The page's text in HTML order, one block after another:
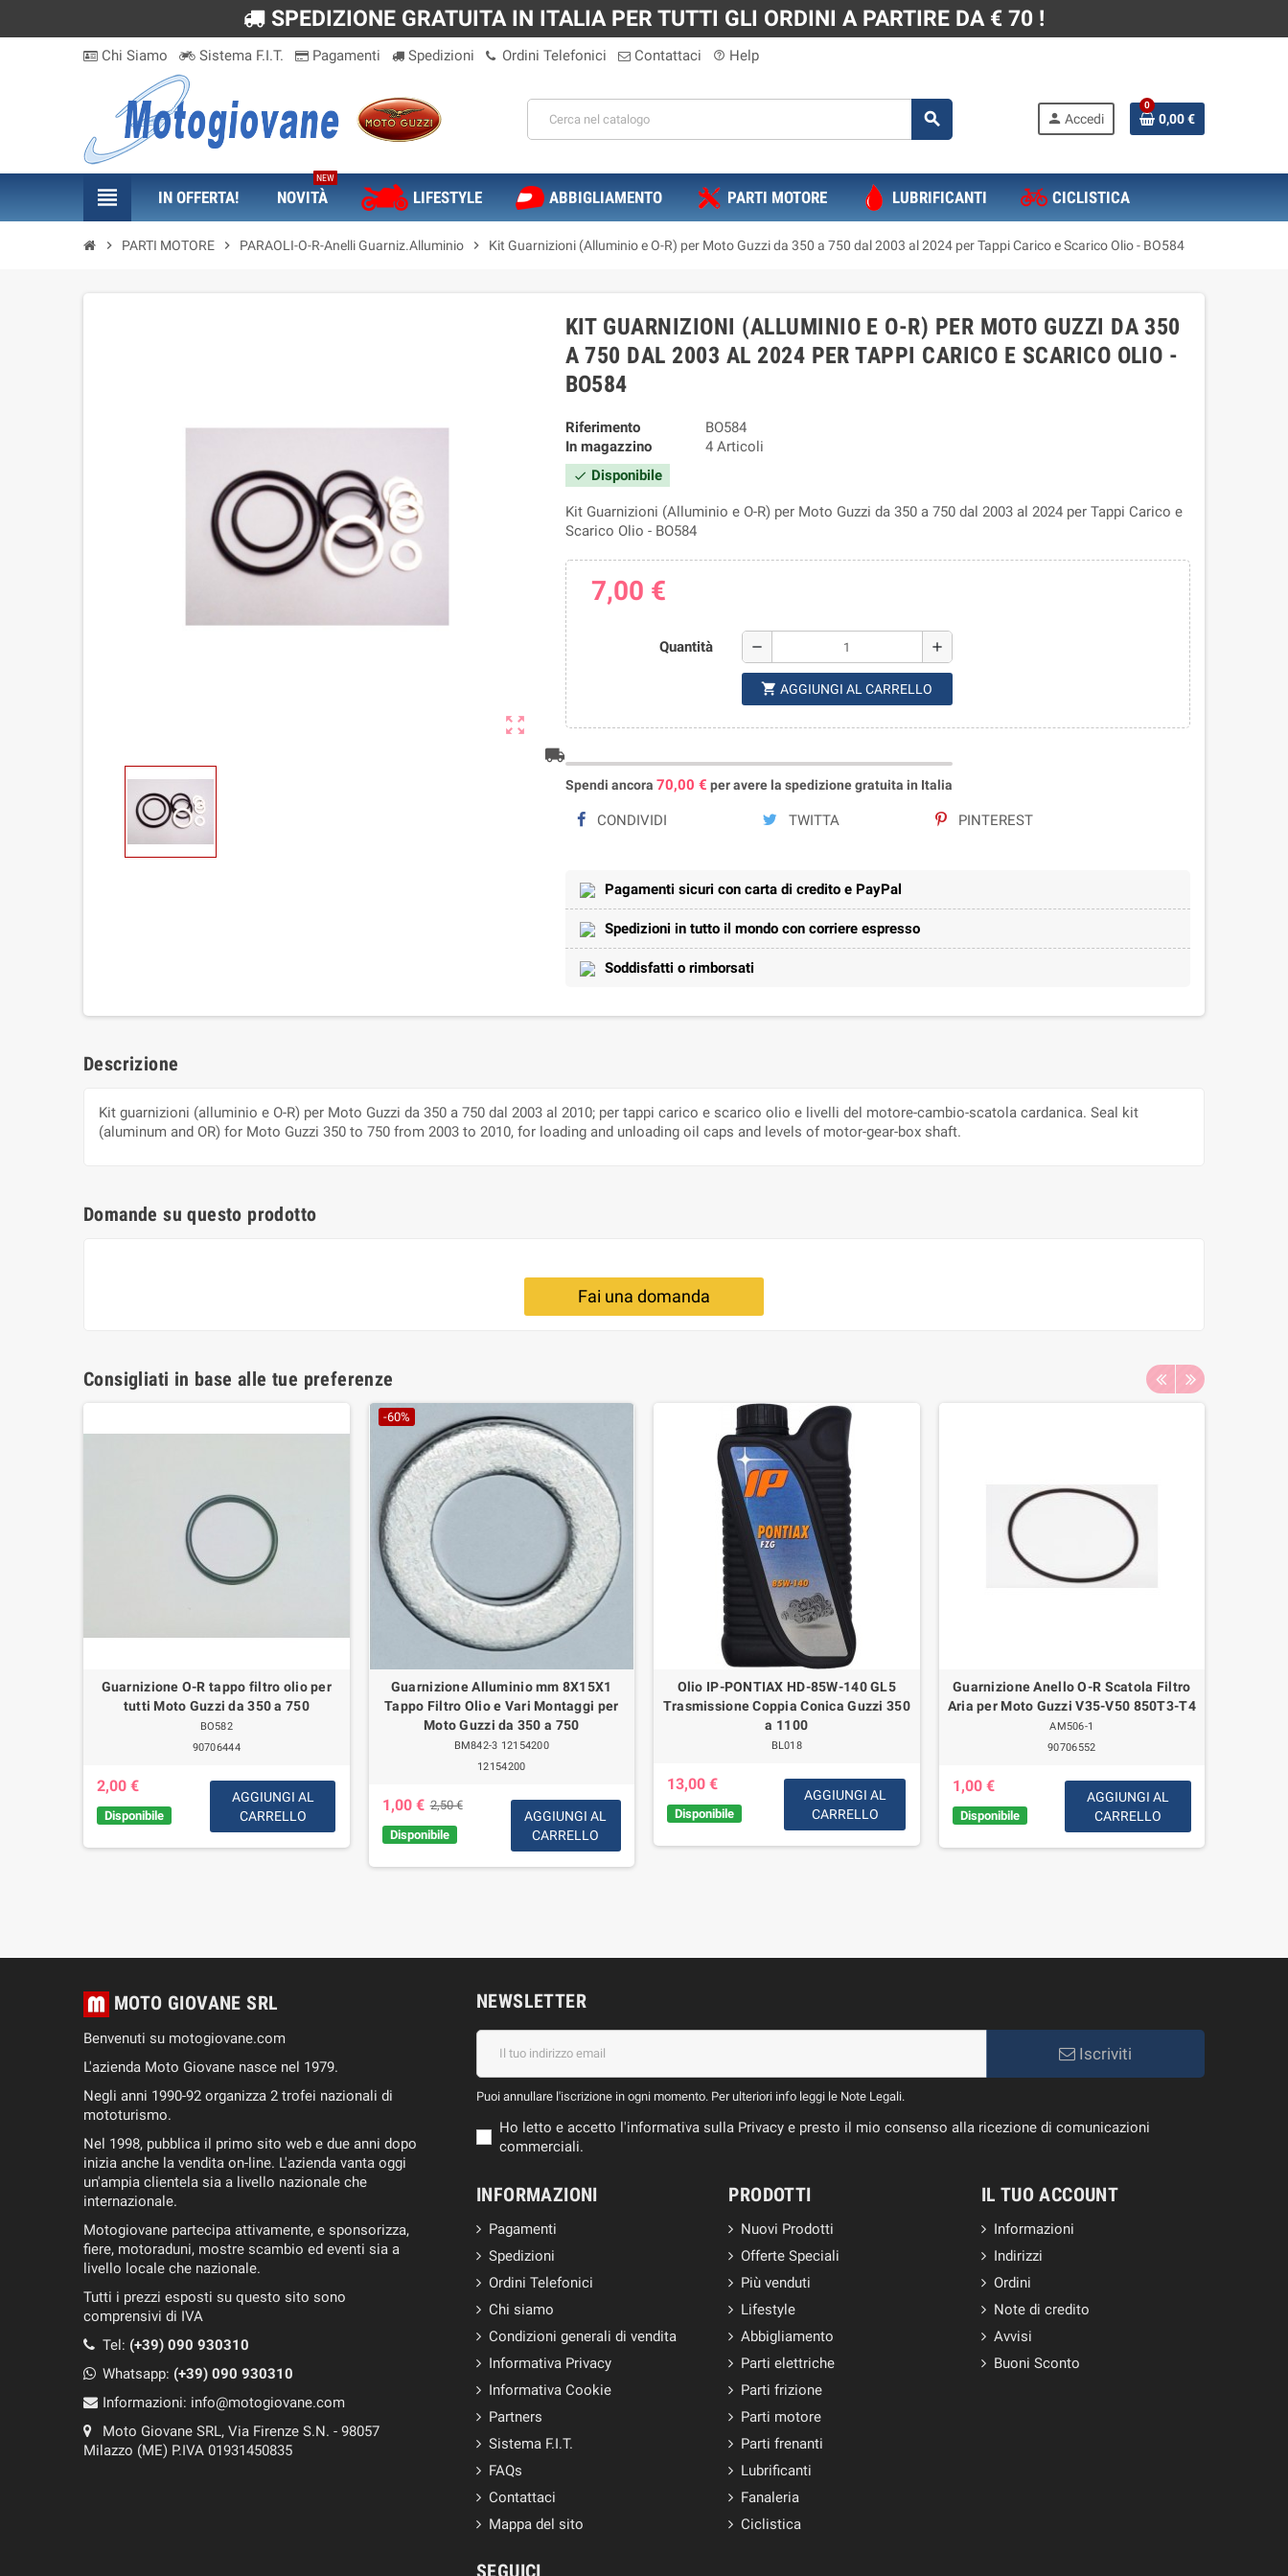
SPEDIZIONE GRATUITA IN ITALIA PER TUTTI GLI ORDINI A PARTIRE DA € 70 !
Chi Siamo Sistema F.I.T. Pagamenti Spedizioni Ordini Telefonici Contattaci help_outline Help
search person Accedi
0
0,00 €
view_headline IN OFFERTA! NOVITÀ
NEW
LIFESTYLE ABBIGLIAMENTO PARTI MOTORE LUBRIFICANTI CICLISTICA
chevron_right PARTI MOTORE chevron_right PARAOLI-O-R-Anelli Guarniz.Alluminio chevron_right Kit Guarnizioni (Alluminio e O-R) per Moto Guzzi da 350 a 750 dal 2003 al 2024 per Tappi Carico e Scarico Olio - BO584
zoom_out_map
KIT GUARNIZIONI (ALLUMINIO E O-R) PER MOTO GUZZI DA 350
A 750 DAL 2003 AL 2024 PER TAPPI CARICO E SCARICO OLIO -
BO584
Riferimento
BO584
In magazzino
4 Articoli
check Disponibile
Kit Guarnizioni (Alluminio e O-R) per Moto Guzzi da 350 a 750 dal 2003 al 2024 per Tappi Carico e
Scarico Olio - BO584
7,00 €
Quantità remove add
shopping_cart AGGIUNGI AL CARRELLO
local_shipping
Spendi ancora 70,00 € per avere la spedizione gratuita in Italia
CONDIVIDI TWITTA PINTEREST
Pagamenti sicuri con carta di credito e PayPal
Spedizioni in tutto il mondo con corriere espresso
Soddisfatti o rimborsati
Descrizione
Kit guarnizioni (alluminio e O-R) per Moto Guzzi da 350 a 750 dal 2003 al 2010; per tappi carico e scarico olio e livelli del motore-cambio-scatola cardanica. Seal kit
(aluminum and OR) for Moto Guzzi 350 to 750 from 2003 to 2010, for loading and unloading oil caps and levels of motor-gear-box shaft.
Domande su questo prodotto
Fai una domanda
Consigliati in base alle tue preferenze
Guarnizione O-R tappo filtro olio per
tutti Moto Guzzi da 350 a 750
BO582
90706444
2,00 €
Disponibile
AGGIUNGI AL
CARRELLO
-60%
Guarnizione Alluminio mm 8X15X1
Tappo Filtro Olio e Vari Montaggi per
Moto Guzzi da 350 a 750
BM842-3 12154200
12154200
1,00 € 2,50 €
Disponibile
AGGIUNGI AL
CARRELLO
Olio IP-PONTIAX HD-85W-140 GL5
Trasmissione Coppia Conica Guzzi 350
a 1100
BL018
13,00 €
Disponibile
AGGIUNGI AL
CARRELLO
Guarnizione Anello O-R Scatola Filtro
Aria per Moto Guzzi V35-V50 850T3-T4
AM506-1
90706552
1,00 €
Disponibile
AGGIUNGI AL
CARRELLO
MOTO GIOVANE SRL
Benvenuti su motogiovane.com
L'azienda Moto Giovane nasce nel 1979.
Negli anni 1990-92 organizza 2 trofei nazionali di
mototurismo.
Nel 1998, pubblica il primo sito web e due anni dopo
inizia anche la vendita on-line. L'azienda vanta oggi
un'ampia clientela sia a livello nazionale che
internazionale.
Motogiovane partecipa attivamente, e sponsorizza,
fiere, motoraduni, mostre scambio ed eventi sia a
livello locale che nazionale.
Tutti i prezzi esposti su questo sito sono
comprensivi di IVA
Tel: (+39) 090 930310
Whatsapp: (+39) 090 930310
Informazioni: info@motogiovane.com
Moto Giovane SRL, Via Firenze S.N. - 98057
Milazzo (ME) P.IVA 01931450835
NEWSLETTER
Iscriviti
Puoi annullare l'iscrizione in ogni momento. Per ulteriori info leggi le Note Legali.
Ho letto e accetto l'informativa sulla Privacy e presto il mio consenso alla ricezione di comunicazioni
commerciali.
INFORMAZIONI
Pagamenti
Spedizioni
Ordini Telefonici
Chi siamo
Condizioni generali di vendita
Informativa Privacy
Informativa Cookie
Partners
Sistema F.I.T.
FAQs
Contattaci
Mappa del sito
PRODOTTI
Nuovi Prodotti
Offerte Speciali
Più venduti
Lifestyle
Abbigliamento
Parti elettriche
Parti frizione
Parti motore
Parti frenanti
Lubrificanti
Fanaleria
Ciclistica
IL TUO ACCOUNT
Informazioni
Indirizzi
Ordini
Note di credito
Avvisi
Buoni Sconto
SEGUICI